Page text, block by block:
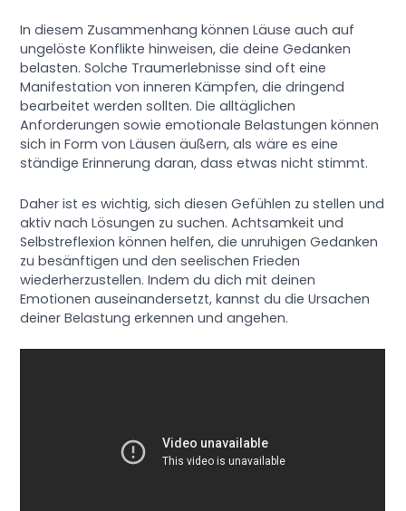
In diesem Zusammenhang können Läuse auch auf
ungelöste Konflikte hinweisen, die deine Gedanken
belasten. Solche Traumerlebnisse sind oft eine
Manifestation von inneren Kämpfen, die dringend
bearbeitet werden sollten. Die alltäglichen
Anforderungen sowie emotionale Belastungen können
sich in Form von Läusen äußern, als wäre es eine
ständige Erinnerung daran, dass etwas nicht stimmt.
Daher ist es wichtig, sich diesen Gefühlen zu stellen und
aktiv nach Lösungen zu suchen. Achtsamkeit und
Selbstreflexion können helfen, die unruhigen Gedanken
zu besänftigen und den seelischen Frieden
wiederherzustellen. Indem du dich mit deinen
Emotionen auseinandersetzt, kannst du die Ursachen
deiner Belastung erkennen und angehen.